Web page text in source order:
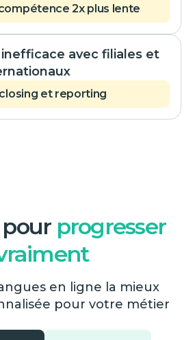
2x plus lente
avec filiales et
et reporting
progresser
en ligne la mieux
pour votre métier